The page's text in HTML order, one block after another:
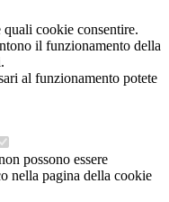
quali cookie consentire.
il funzionamento della
al funzionamento potete
possono essere
nella pagina della cookie